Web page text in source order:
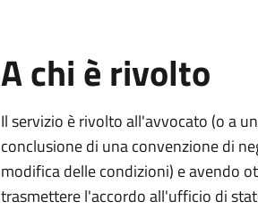
A chi è rivolto
Il servizio è rivolto all'avvocato (o a
conclusione di una convenzione di
modifica delle condizioni) e avendo
trasmettere l'accordo all'ufficio di